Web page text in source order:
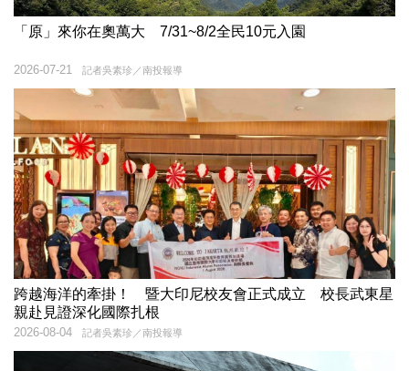
「原」來你在奧萬大 7/31~8/2全民10元入園
記者吳素珍／南投報導
2026-07-21
跨越海洋的牽掛！ 暨大印尼校友會正式成立 校長武東星
親赴見證深化國際扎根
記者吳素珍／南投報導
2026-08-04